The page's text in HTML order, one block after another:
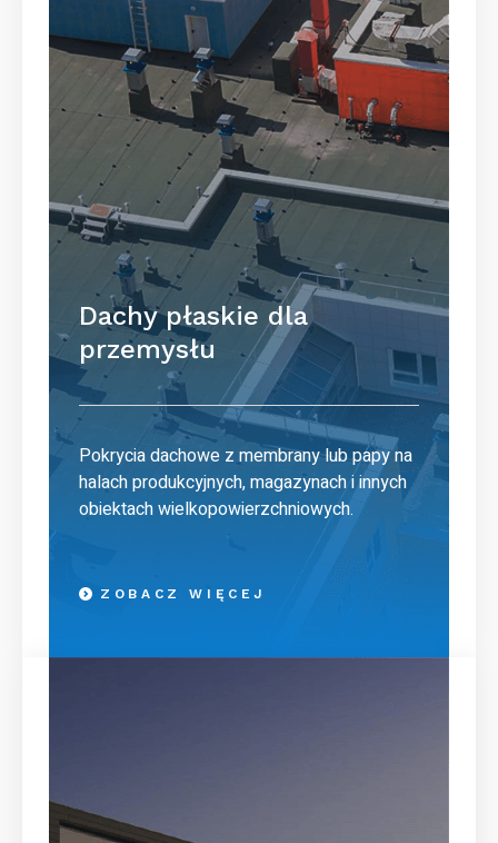
Dachy płaskie dla
przemysłu
Pokrycia dachowe z membrany lub papy na
halach produkcyjnych, magazynach i innych
obiektach wielkopowierzchniowych.
ZOBACZ WIĘCEJ